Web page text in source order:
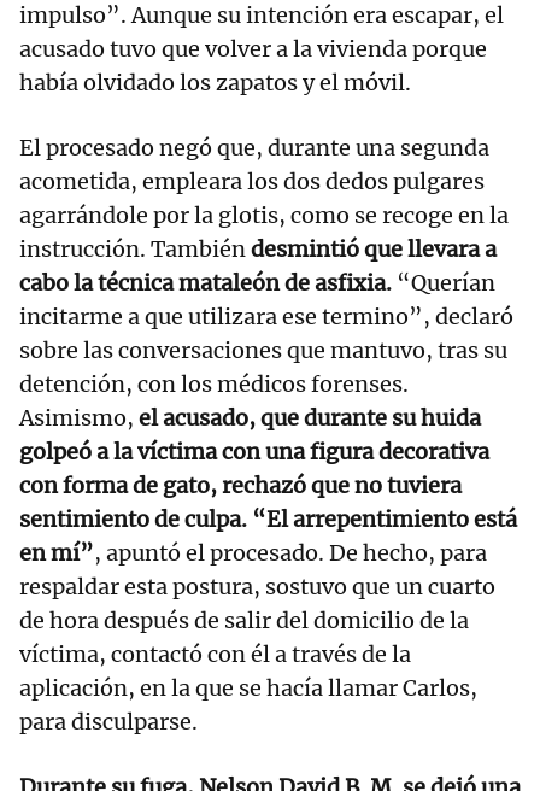
impulso”. Aunque su intención era escapar, el
acusado tuvo que volver a la vivienda porque
había olvidado los zapatos y el móvil.
El procesado negó que, durante una segunda
acometida, empleara los dos dedos pulgares
agarrándole por la glotis, como se recoge en la
instrucción. Tambiéndesmintió que llevara a
cabo la técnica mataleón de asfixia. “Querían
incitarme a que utilizara ese termino”, declaró
sobre las conversaciones que mantuvo, tras su
detención, con los médicos forenses.
Asimismo, el acusado, que durante su huida
golpeó a la víctima con una figura decorativa
con forma de gato, rechazó que no tuviera
sentimiento de culpa. “El arrepentimiento está
en mí”, apuntó el procesado. De hecho, para
respaldar esta postura, sostuvo que un cuarto
de hora después de salir del domicilio de la
víctima, contactó con él a través de la
aplicación, en la que se hacía llamar Carlos,
para disculparse.